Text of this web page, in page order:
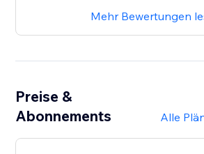
Mehr Bewertungen
Preise &
Abonnements
Alle